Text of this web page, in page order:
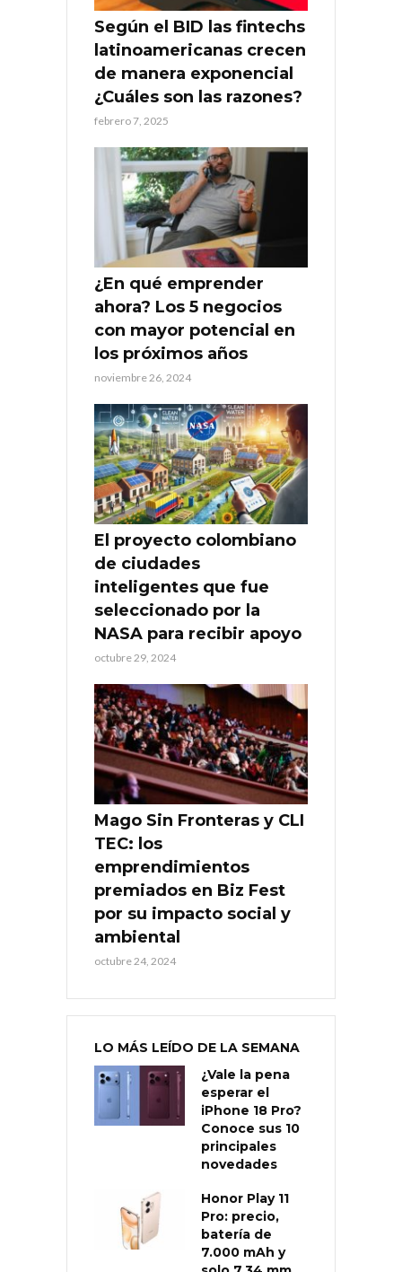
Según el BID las fintechs
latinoamericanas crecen
de manera exponencial
¿Cuáles son las razones?
febrero 7, 2025
¿En qué emprender
ahora? Los 5 negocios
con mayor potencial en
los próximos años
noviembre 26, 2024
El proyecto colombiano
de ciudades
inteligentes que fue
seleccionado por la
NASA para recibir apoyo
octubre 29, 2024
Mago Sin Fronteras y CLI
TEC: los
emprendimientos
premiados en Biz Fest
por su impacto social y
ambiental
octubre 24, 2024
LO MÁS LEÍDO DE LA SEMANA
¿Vale la pena
esperar el
iPhone 18 Pro?
Conoce sus 10
principales
novedades
Honor Play 11
Pro: precio,
batería de
7.000 mAh y